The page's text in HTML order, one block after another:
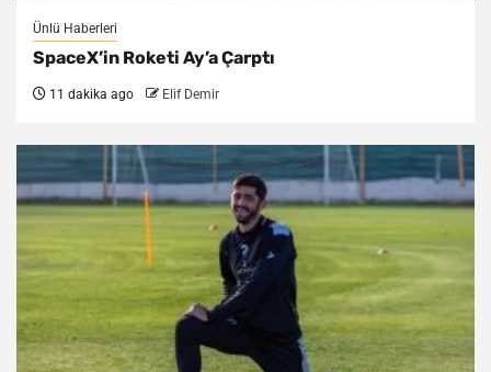
Ünlü Haberleri
SpaceX’in Roketi Ay’a Çarptı
11 dakika ago Elif Demir